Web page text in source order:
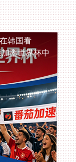
在韩国看
CCTV5世界杯地区限制？2026美加墨世界杯中